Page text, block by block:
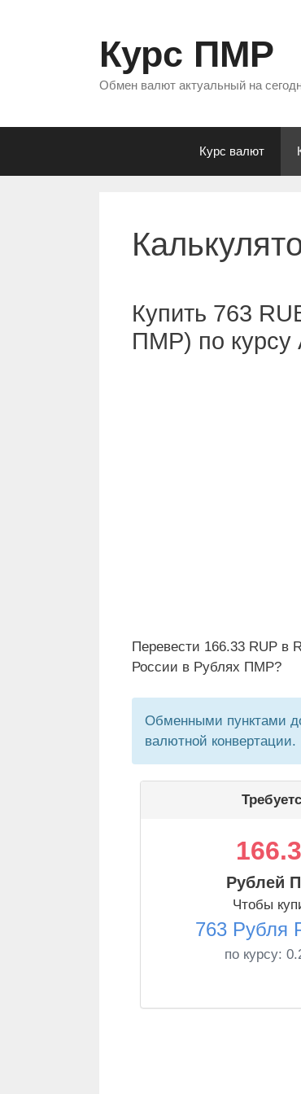
Курс ПМР
Обмен валют актуальный на
Курс валют
Купить 763
ПМР) по курсу
Перевести 166.33 RUP в
России в Рублях ПМР?
Обменными пунктами
валютной конвертации.
Рублей
Чтобы
763 Рубля
по курсу: